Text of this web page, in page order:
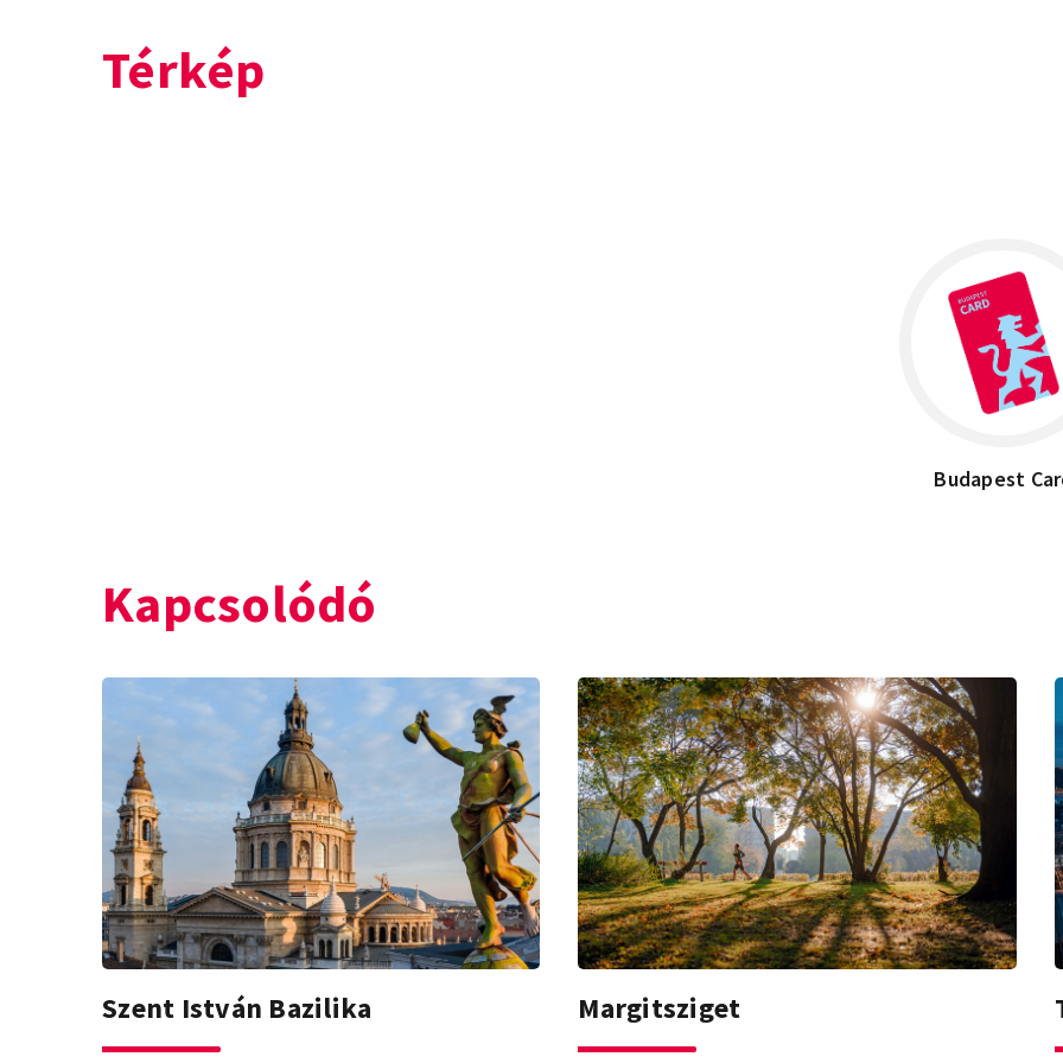
Térkép
Budapest
Kapcsolódó
Szent István Bazilika Margitsziget